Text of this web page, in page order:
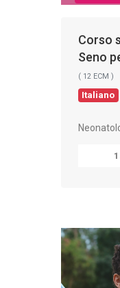
Corso
Seno
( 12 ECM )
Italiano